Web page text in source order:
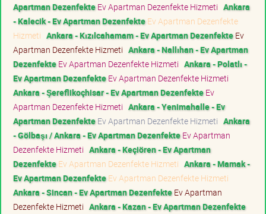
Apartman DezenfekteEv Apartman Dezenfekte Hizmeti Ankara
- Kalecik - Ev Apartman DezenfekteEv Apartman Dezenfekte
Hizmeti Ankara - Kızılcahamam - Ev Apartman DezenfekteEv
Apartman Dezenfekte Hizmeti Ankara - Nallıhan - Ev Apartman
DezenfekteEv Apartman Dezenfekte Hizmeti Ankara - Polatlı -
Ev Apartman DezenfekteEv Apartman Dezenfekte Hizmeti
Ankara - Şereflikoçhisar - Ev Apartman DezenfekteEv
Apartman Dezenfekte Hizmeti Ankara - Yenimahalle - Ev
Apartman DezenfekteEv Apartman Dezenfekte Hizmeti Ankara
- Gölbaşı / Ankara - Ev Apartman DezenfekteEv Apartman
Dezenfekte Hizmeti Ankara - Keçiören - Ev Apartman
DezenfekteEv Apartman Dezenfekte Hizmeti Ankara - Mamak -
Ev Apartman DezenfekteEv Apartman Dezenfekte Hizmeti
Ankara - Sincan - Ev Apartman DezenfekteEv Apartman
Dezenfekte Hizmeti Ankara - Kazan - Ev Apartman Dezenfekte